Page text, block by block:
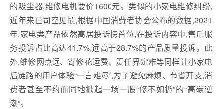
的吸尘器,维修电机要价1600元。类似的小家电维修纠纷,
近年来已司空见惯,根据中国消费者协会公布的数据,2021
年,家电类产品依然高居投诉榜首位,在投诉内容中,售后服
务投诉占比高达41.7%,远高于28.7%的产品质量投诉。此
外,维修网点远、寄修花运费、责任界定难等同样让小家电
后链路的用户体验“一言难尽”,为了避免麻烦、节省开支,消
费者甚至不约而同地掀起一场一股“修不如扔”的“高碳逆
潮”。